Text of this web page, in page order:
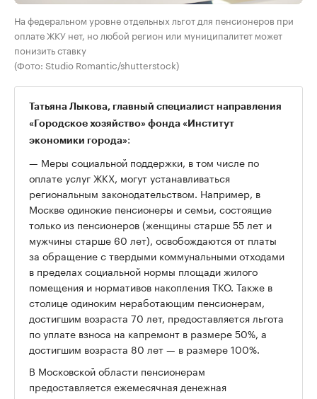
На федеральном уровне отдельных льгот для пенсионеров при
оплате ЖКУ нет, но любой регион или муниципалитет может
понизить ставку
(Фото: Studio Romantic/shutterstock)
Татьяна Лыкова, главный специалист направления
«Городское хозяйство» фонда «Институт
экономики города»:
— Меры социальной поддержки, в том числе по
оплате услуг ЖКХ, могут устанавливаться
региональным законодательством. Например, в
Москве одинокие пенсионеры и семьи, состоящие
только из пенсионеров (женщины старше 55 лет и
мужчины старше 60 лет), освобождаются от платы
за обращение с твердыми коммунальными отходами
в пределах социальной нормы площади жилого
помещения и нормативов накопления ТКО. Также в
столице одиноким неработающим пенсионерам,
достигшим возраста 70 лет, предоставляется льгота
по уплате взноса на капремонт в размере 50%, а
достигшим возраста 80 лет — в размере 100%.
В Московской области пенсионерам
предоставляется ежемесячная денежная